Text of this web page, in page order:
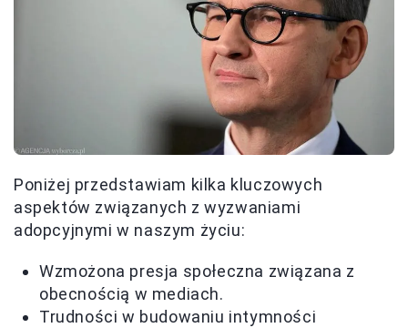
Poniżej przedstawiam kilka kluczowych
aspektów związanych z wyzwaniami
adopcyjnymi w naszym życiu:
Wzmożona presja społeczna związana z
obecnością w mediach.
Trudności w budowaniu intymności